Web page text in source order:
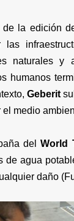
de la edición
las
naturales y
humanos
Geberit
el medio
delWorld
de agua
daño